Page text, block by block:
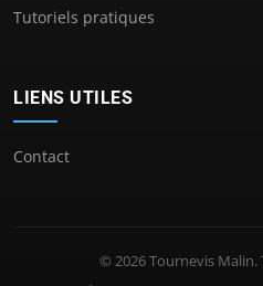
Tutoriels pratiques
LIENS UTILES
Contact
© 2026 Tournevis Malin.